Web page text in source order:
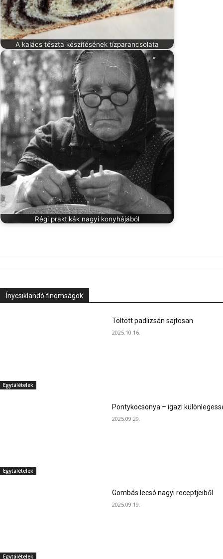
A kalács tészta készítésének tízparancsolata
Régi praktikák nagyi konyhájából
Ínycsiklandó finomságok
Egytálételek
Töltött padlizsán sajtosan
2025.10.16.
Egytálételek
Pontykocsonya – igazi
2025.09.29.
Egytálételek
Gombás lecsó nagyi receptjeiből
2025.09.19.